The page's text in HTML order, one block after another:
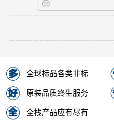
全球标品各类非标
原装品质终生服务
全栈产品应有尽有